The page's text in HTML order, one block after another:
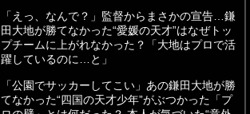
「えっ、なんで？」監督からまさかの宣告…鎌
田大地が勝てなかった“愛媛の天才”はなぜトッ
プチームに上がれなかった？「大地はプロで活
躍しているのに…と」
「公園でサッカーしてこい」あの鎌田大地が勝
てなかった“四国の天才少年”がぶつかった「プ